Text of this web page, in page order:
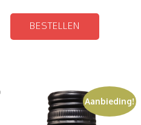
BESTELLEN
Aanbieding!